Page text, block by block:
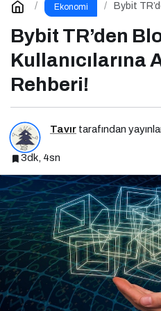
Ekonomi
Bybit
Bybit TR’den
Kullanıcılarına
Rehberi!
Tavır tarafından
3dk, 4sn